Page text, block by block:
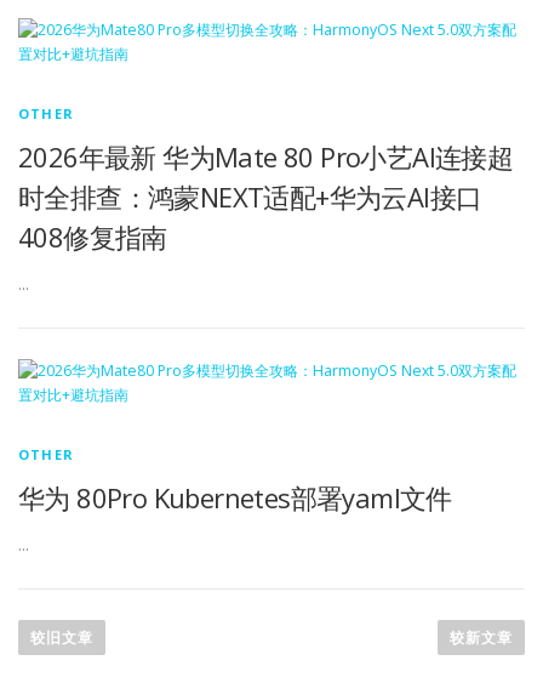
OTHER
2026年最新 华为Mate 80 Pro小艺AI连接超
时全排查：鸿蒙NEXT适配+华为云AI接口
408修复指南
…
OTHER
华为 80Pro Kubernetes部署yaml文件
…
章
较旧文章 较新文章